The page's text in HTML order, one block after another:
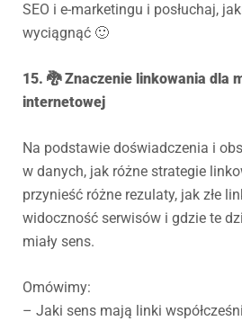
SEO i e-marketingu i posłuchaj,
wyciągnąć 🙂
15. 🐉 Znaczenie linkowania dla
internetowej
Na podstawie doświadczenia i
w danych, jak różne strategie
przynieść różne rezulaty, jak złe
widoczność serwisów i gdzie te
miały sens.
Omówimy:
– Jaki sens mają linki